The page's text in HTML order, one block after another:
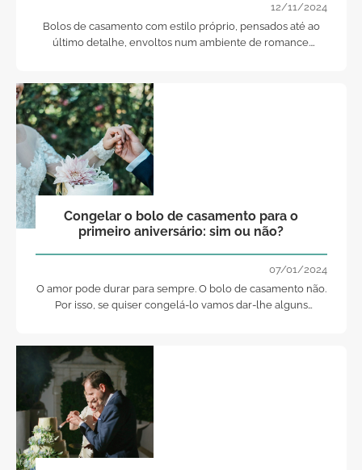
12/11/2024
Bolos de casamento com estilo próprio, pensados até ao
último detalhe, envoltos num ambiente de romance.
Congelar o bolo de casamento para o
primeiro aniversário: sim ou não?
07/01/2024
O amor pode durar para sempre. O bolo de casamento não.
Por isso, se quiser congelá-lo vamos dar-lhe alguns